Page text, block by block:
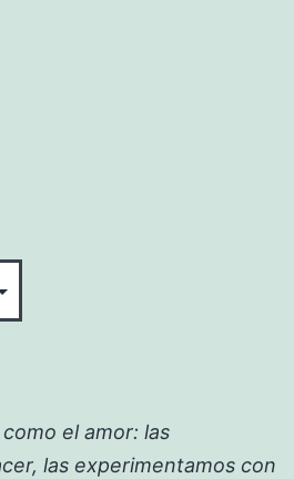
el amor: las
las experimentamos con